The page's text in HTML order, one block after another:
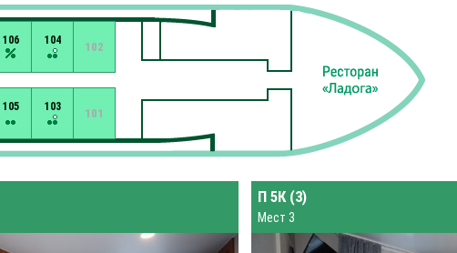
101
102
103
104
105
106
П 5К (3)
Мест 3